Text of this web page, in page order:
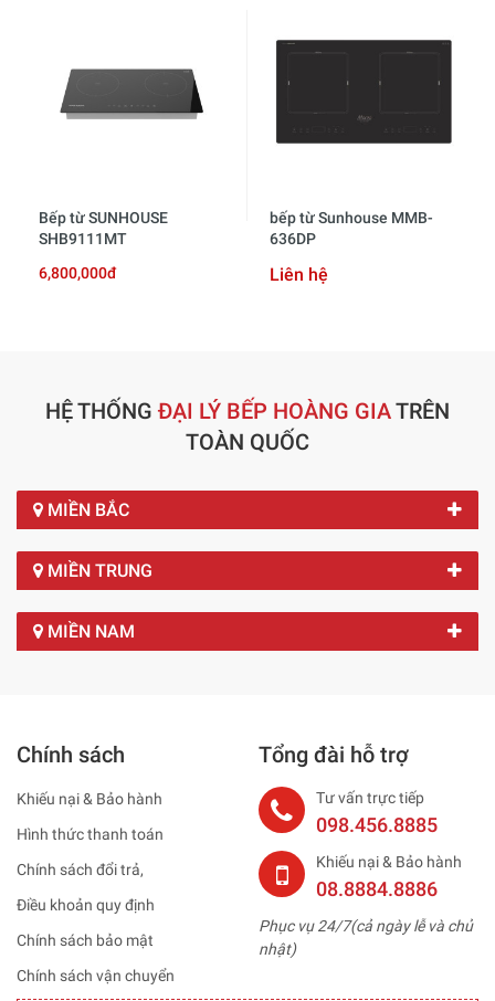
Bếp từ SUNHOUSE
SHB9111MT
6,800,000đ
bếp từ Sunhouse MMB-
636DP
Liên hệ
HỆ THỐNG ĐẠI LÝ BẾP HOÀNG GIATRÊN
TOÀN QUỐC
MIỀN BẮC
MIỀN TRUNG
MIỀN NAM
Chính sách
Khiếu nại & Bảo hành
Hình thức thanh toán
Chính sách đổi trả,
Điều khoản quy định
Chính sách bảo mật
Chính sách vận chuyển
Tổng đài hỗ trợ
Tư vấn trực tiếp
098.456.8885
Khiếu nại & Bảo hành
08.8884.8886
Phục vụ 24/7(cả ngày lễ và chủ
nhật)